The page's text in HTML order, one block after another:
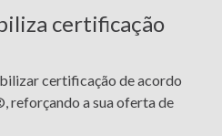
certificação
certificação de acordo
reforçando a sua oferta de